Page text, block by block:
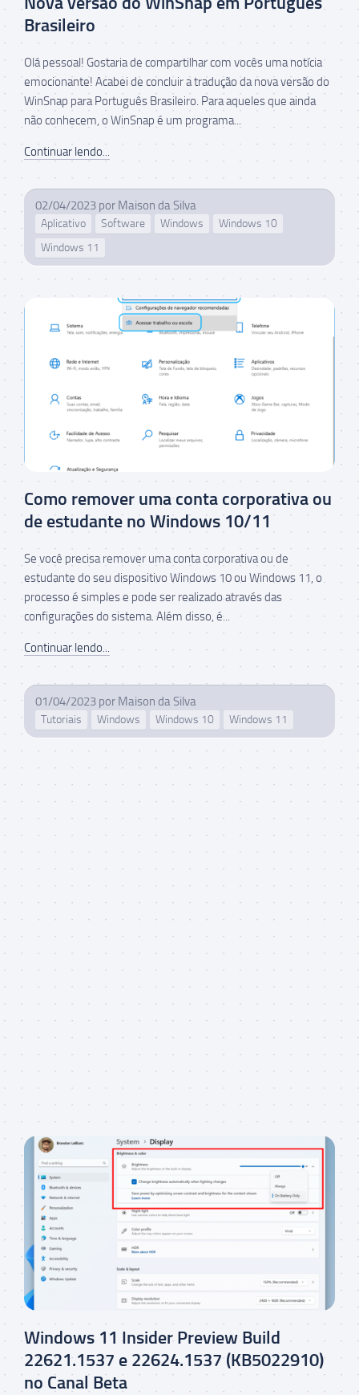
Brasileiro
Olá pessoal! Gostaria de compartilhar com vocês uma notícia
emocionante! Acabei de concluir a tradução da nova versão do
WinSnap para Português Brasileiro. Para aqueles que ainda
não conhecem, o WinSnap é um programa...
Continuar lendo...
02/04/2023 por Maison da Silva
Aplicativo Software Windows
Windows 10
Windows 11
Como remover uma conta corporativa ou
de estudante no Windows 10/11
Se você precisa remover uma conta corporativa ou de
estudante do seu dispositivo Windows 10 ou Windows 11, o
processo é simples e pode ser realizado através das
configurações do sistema. Além disso, é...
Continuar lendo...
01/04/2023 por Maison da Silva
Tutoriais Windows Windows 10 Windows 11
Windows 11 Insider Preview Build
22621.1537 e 22624.1537 (KB5022910)
no Canal Beta